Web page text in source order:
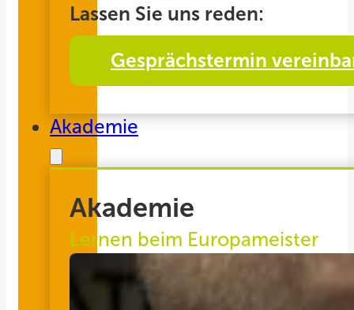
Lassen Sie uns reden:
Gesprächstermin
Akademie
Akademie
Lernen beim Europameister